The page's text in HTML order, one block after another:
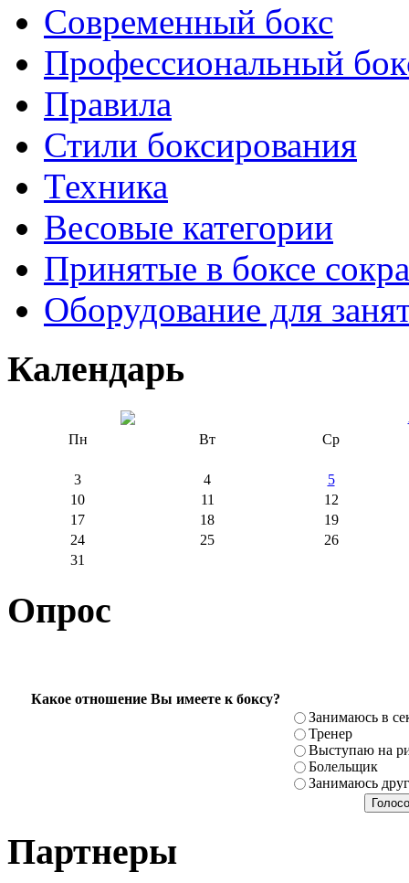
Современный бокс
Профессиональный
Правила
Стили боксирования
Техника
Весовые категории
Принятые в боксе
Оборудование для
Календарь
Пн
Вт Ср
3 4
5
10
11
12
17
18
19
24
25
26
31
Опрос
Какое отношение Вы имеете к боксу?
Занимаюсь в
Тренер
Выступаю на
Болельщик
Занимаюсь
Партнеры